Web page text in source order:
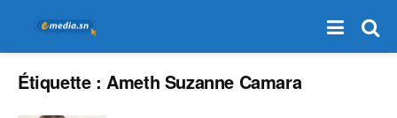
Étiquette :Ameth Suzanne Camara